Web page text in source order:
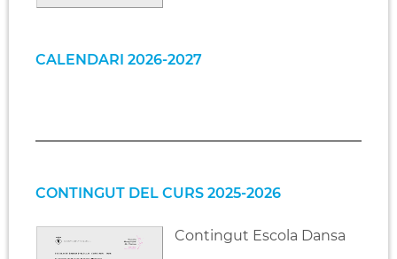
CALENDARI 2026-2027
CONTINGUT DEL CURS 2025-2026
Contingut Escola Dansa